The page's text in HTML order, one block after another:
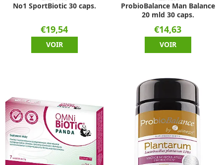
No1 SportBiotic 30 caps.
€19,54
VOIR
ProbioBalance Man Balance
20 mld 30 caps.
€14,63
VOIR